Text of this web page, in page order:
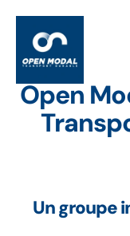
Open
Un groupe